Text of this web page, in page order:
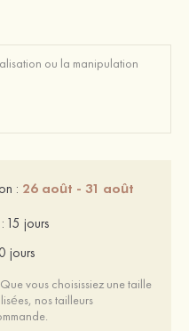
: 26 août - 31 août
15 jours
jours
vous choisissiez une taille
nos tailleurs